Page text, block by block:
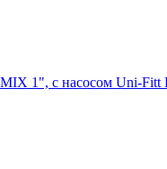
1", с насосом Uni-Fitt